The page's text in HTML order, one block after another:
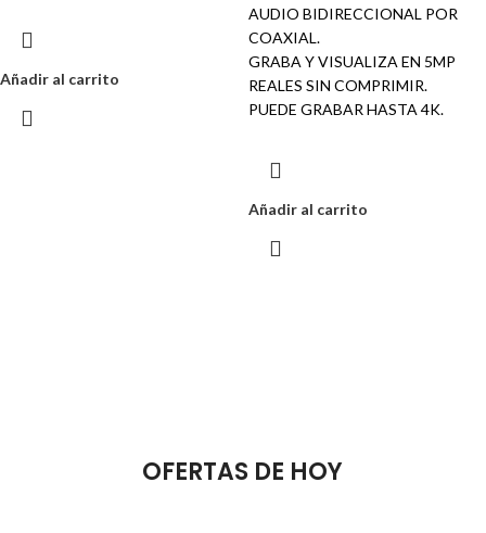
Añadir al carrito
AUDIO BIDIRECCIONAL POR
COAXIAL.
GRABA Y VISUALIZA EN 5MP
REALES SIN COMPRIMIR.
PUEDE GRABAR HASTA 4K.
Añadir al carrito
Color Red
Music Makes Feel
OFERTAS DE HOY